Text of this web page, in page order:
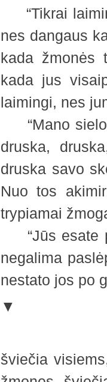
“Tikrai
nes dangaus
kada žmonės
kada jus
laimingi, nes
“Mano
druska,
druska savo
Nuo tos
trypiamai
“Jūs esate
negalima
nestato jos
▼
šviečia